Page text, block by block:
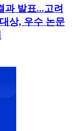
과 발표...고려
상, 우수 논문